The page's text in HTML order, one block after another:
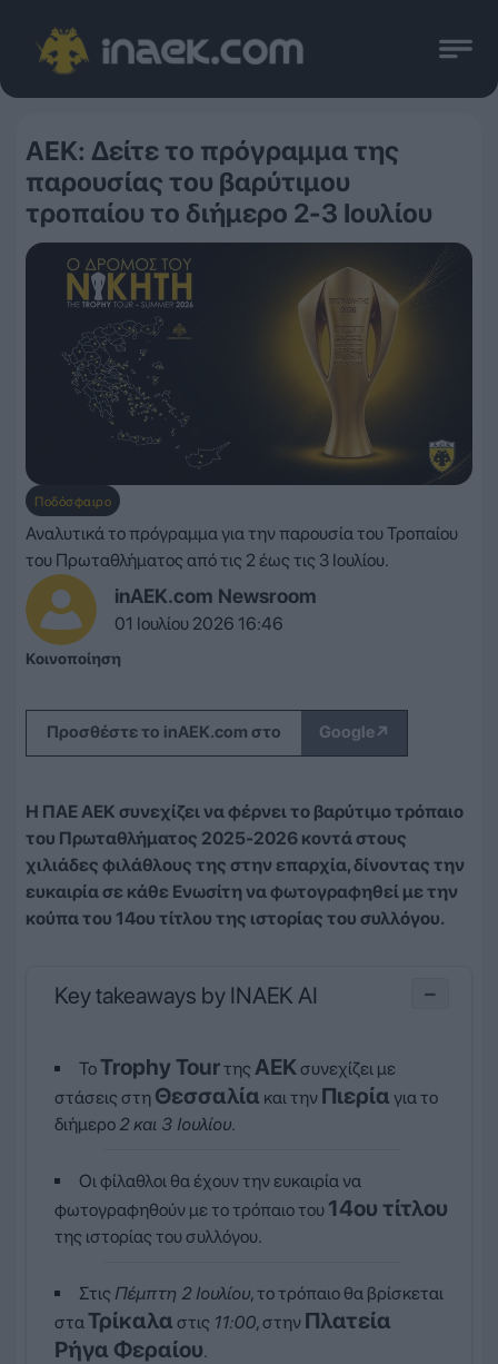
ΑΕΚ: Δείτε το πρόγραμμα της
παρουσίας του βαρύτιμου
τροπαίου το διήμερο 2-3 Ιουλίου
Ποδόσφαιρο
inAEK.com Newsroom
01 Ιουλίου 2026 16:46
Αναλυτικά το πρόγραμμα για την παρουσία του Τροπαίου
του Πρωταθλήματος από τις 2 έως τις 3 Ιουλίου.
Κοινοποίηση
Προσθέστε το inAEK.com στο Google↗
Η ΠΑΕ ΑΕΚ συνεχίζει να φέρνει το βαρύτιμο τρόπαιο
του Πρωταθλήματος 2025-2026 κοντά στους
χιλιάδες φιλάθλους της στην επαρχία, δίνοντας την
ευκαιρία σε κάθε Ενωσίτη να φωτογραφηθεί με την
κούπα του 14ου τίτλου της ιστορίας του συλλόγου.
Key takeaways by INAEK AI −
ΤοTrophy Tourτης ΑΕΚσυνεχίζει με
στάσεις στη Θεσσαλία και την Πιερία για το
διήμερο 2 και 3 Ιουλίου.
Οι φίλαθλοι θα έχουν την ευκαιρία να
φωτογραφηθούν με το τρόπαιο του 14ου τίτλου
της ιστορίας του συλλόγου.
Στις Πέμπτη 2 Ιουλίου, το τρόπαιο θα βρίσκεται
σταΤρίκαλα στις 11:00, στην Πλατεία
Ρήγα Φεραίου.